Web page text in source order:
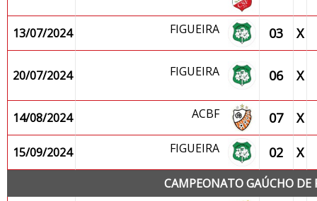
13/07/2024 FIGUEIRA 03 X
20/07/2024 FIGUEIRA 06 X
14/08/2024 ACBF 07 X
15/09/2024 FIGUEIRA 02 X
CAMPEONATO GAÚCHO DE